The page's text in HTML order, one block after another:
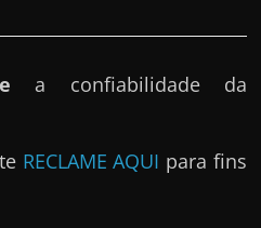
a confiabilidade da
RECLAME AQUI para fins